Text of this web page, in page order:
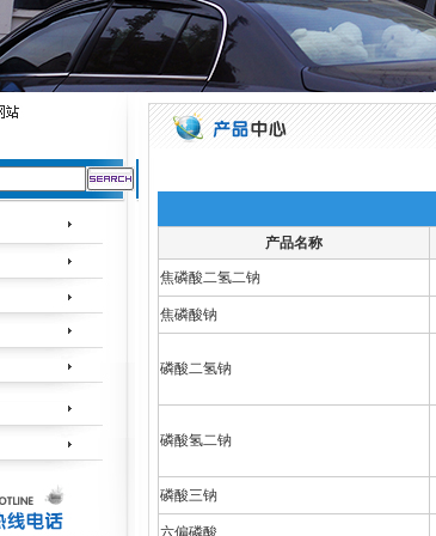
产品名称
焦磷酸二氢二钠
焦磷酸钠
磷酸二氢钠
磷酸氢二钠
磷酸三钠
六偏磷酸